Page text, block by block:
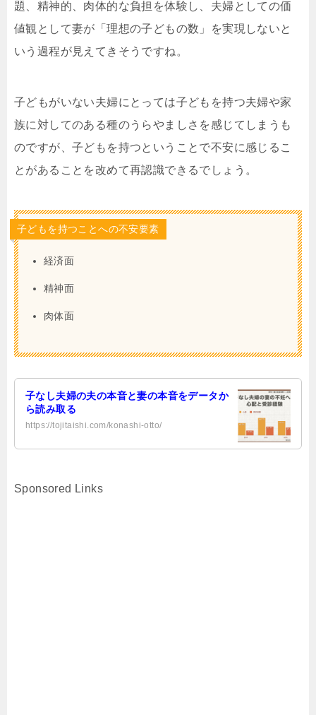
題、精神的、肉体的な負担を体験し、夫婦としての価
値観として妻が「理想の子どもの数」を実現しないと
いう過程が見えてきそうですね。
子どもがいない夫婦にとっては子どもを持つ夫婦や家
族に対してのある種のうらやましさを感じてしまうも
のですが、子どもを持つということで不安に感じるこ
とがあることを改めて再認識できるでしょう。
子どもを持つことへの不安要素
経済面
精神面
肉体面
子なし夫婦の夫の本音と妻の本音をデータか
ら読み取る
https://tojitaishi.com/konashi-otto/
Sponsored Links